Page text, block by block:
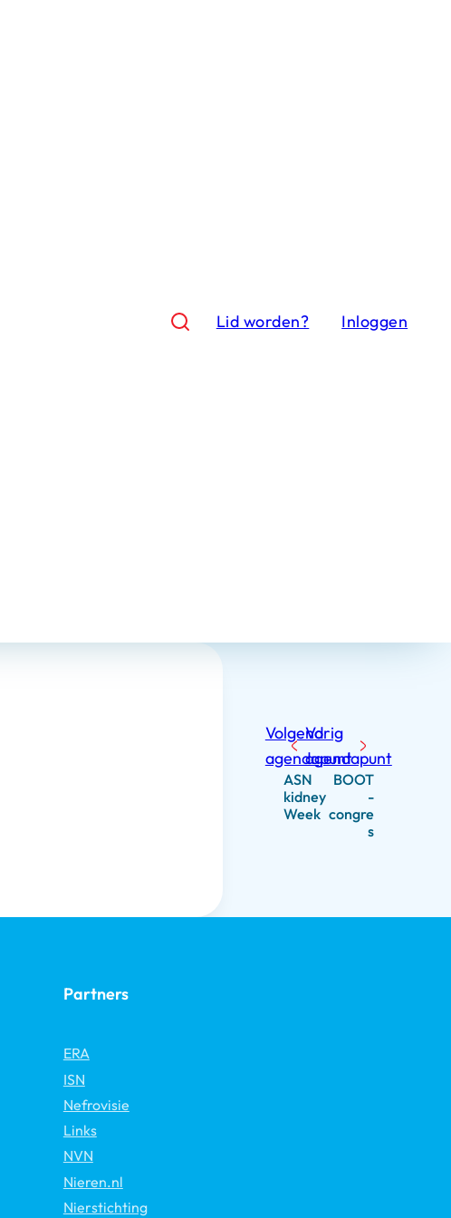
Lid worden? Inloggen
Vorig
agendapunt
ASN
kidney
Week
Volgend
agendapunt
BOOT
-
congre
s
Partners
ERA
ISN
Nefrovisie
Links
NVN
Nieren.nl
Nierstichting